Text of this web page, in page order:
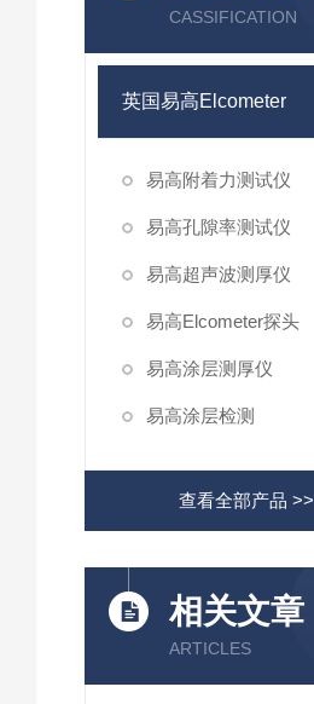
CASSIFICATION
英国易高Elcometer
易高附着力测试仪
易高孔隙率测试仪
易高超声波测厚仪
易高Elcometer探头
易高涂层测厚仪
易高涂层检测
查看全部产品 >>
相关文章
ARTICLES